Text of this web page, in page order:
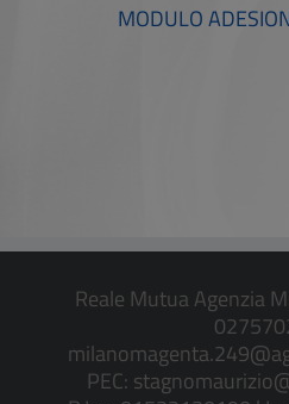
MODULO
Reale Mutua Agenzia
PEC: